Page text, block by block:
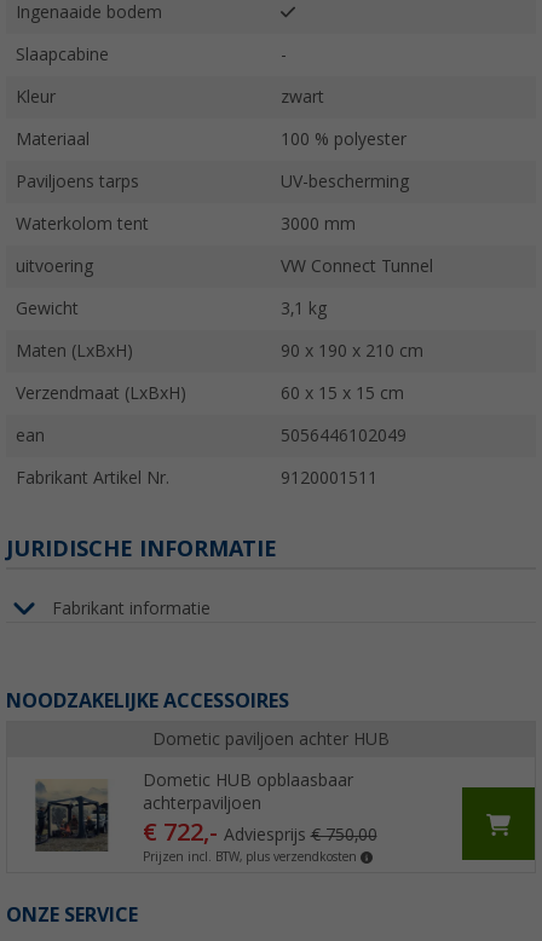
Ingenaaide bodem
Slaapcabine -
Kleur zwart
Materiaal 100 % polyester
Paviljoens tarps UV-bescherming
Waterkolom tent 3000 mm
uitvoering VW Connect Tunnel
Gewicht 3,1 kg
Maten (LxBxH) 90 x 190 x 210 cm
Verzendmaat (LxBxH) 60 x 15 x 15 cm
ean 5056446102049
Fabrikant Artikel Nr. 9120001511
JURIDISCHE INFORMATIE
Fabrikant informatie
NOODZAKELIJKE ACCESSOIRES
Dometic paviljoen achter HUB
Dometic HUB opblaasbaar
achterpaviljoen
€ 722,- Adviesprijs€ 750,00
Prijzen incl. BTW, plus verzendkosten
ONZE SERVICE